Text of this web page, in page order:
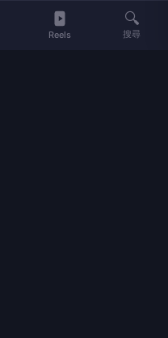
提供即時新聞、生活、健康、
Reels
🔍
搜尋